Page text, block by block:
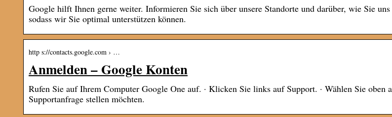
Google hilft Ihnen gerne weiter. Informieren Sie sich über unsere Standorte und darüber, wie Sie
sodass wir Sie optimal unterstützen können.
http s://contacts.google.com › …
Anmelden – Google Konten
Rufen Sie auf Ihrem Computer Google One auf. · Klicken Sie links auf Support. · Wählen Sie oben
Supportanfrage stellen möchten.